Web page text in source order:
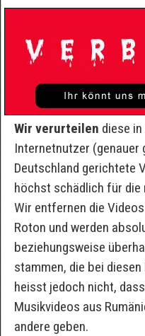
Wir verurteilen diese
Internetnutzer (genauer
Deutschland gerichtete
höchst schädlich für
Wir entfernen die
Roton und werden
beziehungsweise
stammen, die bei
heisst jedoch nicht,
Musikvideos aus
andere geben.